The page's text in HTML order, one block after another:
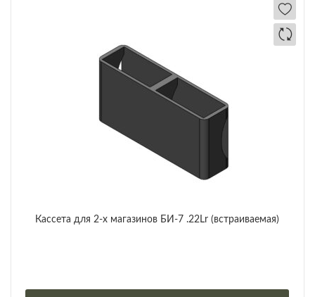
Кассета для 2-х магазинов БИ-7 .22Lr (встраиваемая)